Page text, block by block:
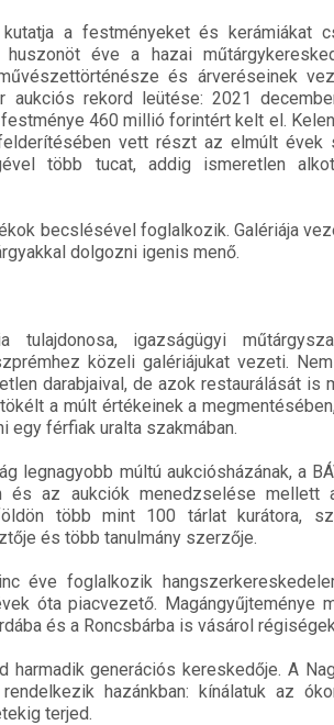
a festményeket és kerámiákat
éve a hazai
és árveréseinek
rekord leütése: 2021
460 millió forintért kelt el.
vett részt az elmúlt évek
több tucat, addig ismeretlen
becslésével foglalkozik. Galériája
dolgozni igenis menő.
igazságügyi
közeli galériájukat vezeti.
darabjaival, de azok restaurálását is
a múlt értékeinek a
egy férfiak uralta szakmában.
legnagyobb múltú aukciósházának, a
és az aukciók menedzselése mellett
több mint 100 tárlat kurátora,
és több tanulmány szerzője.
éve foglalkozik
óta piacvezető. Magángyűjteménye
és a Roncsbárba is vásárol
harmadik generációs kereskedője. A
hazánkban: kínálatuk az
terjed.